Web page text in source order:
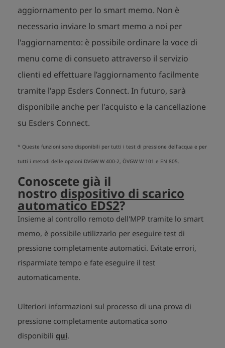
aggiornamento per lo smart memo. Non è
necessario inviare lo smart memo a noi per
l'aggiornamento: è possibile ordinare la voce di
menu come di consueto attraverso il servizio
clienti ed effettuare l’aggiornamento facilmente
tramite l'app Esders Connect. In futuro, sarà
disponibile anche per l'acquisto e la cancellazione
su Esders Connect.
* Queste funzioni sono disponibili per tutti i test di pressione dell'acqua e per
tutti i metodi delle opzioni DVGW W 400-2, ÖVGW W 101 e EN 805.
Conoscete già il
nostro dispositivo di scarico
automatico EDS2?
Insieme al controllo remoto dell'MPP tramite lo smart
memo, è possibile utilizzarlo per eseguire test di
pressione completamente automatici. Evitate errori,
risparmiate tempo e fate eseguire il test
automaticamente.
Ulteriori informazioni sul processo di una prova di
pressione completamente automatica sono
disponibili qui.